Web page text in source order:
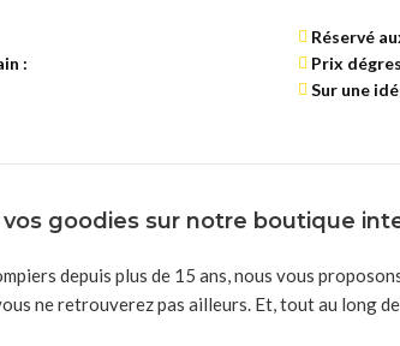
:
Réservé
Prix
Sur une
goodies sur notre boutique
depuis plus de 15 ans, nous vous
ne retrouverez pas ailleurs. Et, tout au long